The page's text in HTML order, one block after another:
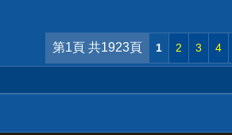
第1頁 共1923頁 1 2 3 4